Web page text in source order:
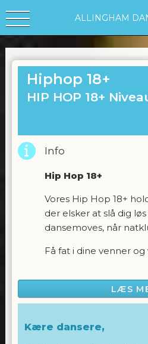
ALLINGHAM
Hiphop 18+
HIP HOP 18+
Info
Hip Hop 18+
Vores Hip Hop 18+
der elsker at slå dig
dansemoves, når
Få fat i dine venner
som vil gøre dig til
skaber en energisk
og dyrker fællesskabet
LÆS
Kære dansere,